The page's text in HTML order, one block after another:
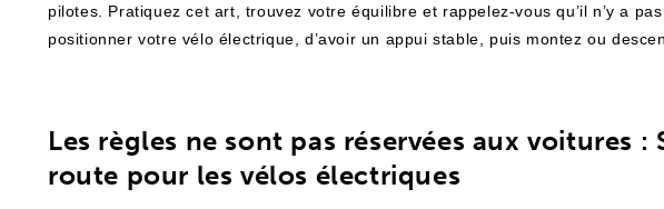
pilotes. Pratiquez cet art, trouvez votre équilibre et rappelez-vous qu’il n’y a
positionner votre vélo électrique, d’avoir un appui stable, puis montez ou
Les règles ne sont pas réservées aux voitures :
route pour les vélos électriques